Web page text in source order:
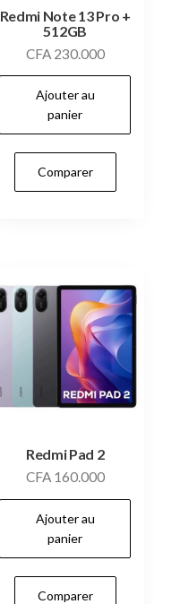
Redmi Note 13 Pro +
512GB
CFA230.000
Ajouter au
panier
Comparer
Redmi Pad 2
CFA160.000
Ajouter au
panier
Comparer